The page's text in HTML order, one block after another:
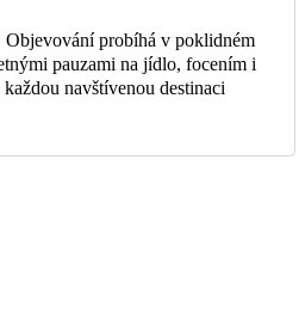
Objevování probíhá v poklidném
pauzami na jídlo, focením i
navštívenou destinaci